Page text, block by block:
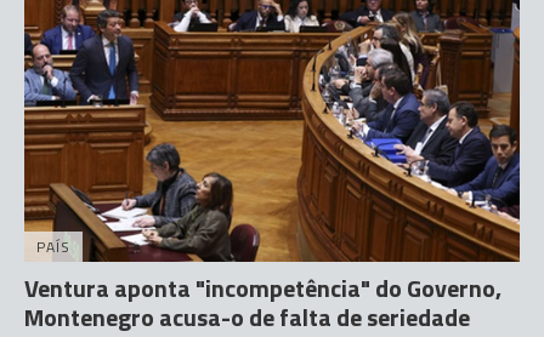
PAÍS
Ventura aponta "incompetência" do Governo,
Montenegro acusa-o de falta de seriedade